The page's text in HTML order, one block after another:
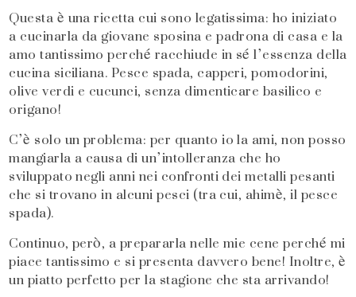
Questa è una ricetta cui sono legatissima: ho iniziato
a cucinarla da giovane sposina e padrona di casa e la
amo tantissimo perché racchiude in sé l’essenza della
cucina siciliana. Pesce spada, capperi, pomodorini,
olive verdi e cucunci, senza dimenticare basilico e
origano!
C’è solo un problema: per quanto io la ami, non posso
mangiarla a causa di un’intolleranza che ho
sviluppato negli anni nei confronti dei metalli pesanti
che si trovano in alcuni pesci (tra cui, ahimè, il pesce
spada).
Continuo, però, a prepararla nelle mie cene perché mi
piace tantissimo e si presenta davvero bene! Inoltre, è
un piatto perfetto per la stagione che sta arrivando!